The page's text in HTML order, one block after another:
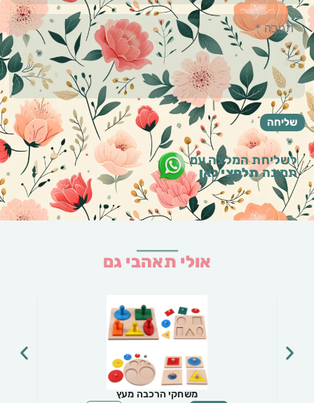
לשליחת המלצה עם
תמונהתלחצי כאן
אולי תאהבי גם
משחקי הרכבה מעץ